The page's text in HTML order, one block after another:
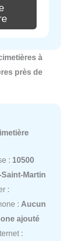
à
près de
: 10500
Martin
:
: Aucun
ajouté
: